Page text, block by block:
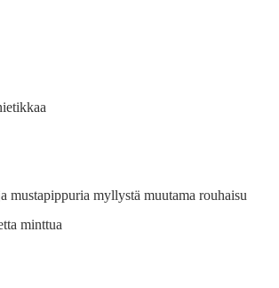
mustapippuria myllystä muutama rouhaisu
minttua